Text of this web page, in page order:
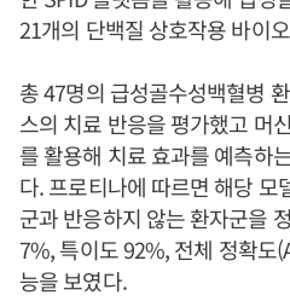
21개의 단백질 상호작용 바이
총 47명의 급성골수성백혈병
스의 치료 반응을 평가했고 머
를 활용해 치료 효과를 예측하
다. 프로티나에 따르면 해당 모
군과 반응하지 않는 환자군을
7%, 특이도 92%, 전체 정확도
능을 보였다.